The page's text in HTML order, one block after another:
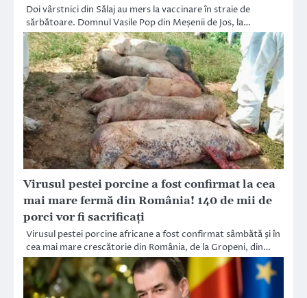
Doi vârstnici din Sălaj au mers la vaccinare în straie de
sărbătoare. Domnul Vasile Pop din Meșenii de Jos, la…
Virusul pestei porcine a fost confirmat la cea
mai mare fermă din România! 140 de mii de
porci vor fi sacrificaţi
Virusul pestei porcine africane a fost confirmat sâmbătă şi în
cea mai mare crescătorie din România, de la Gropeni, din…